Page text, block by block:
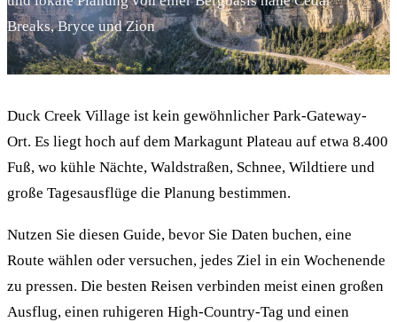
Breaks, Bryce und Zion
Duck Creek Village ist kein gewöhnlicher Park-Gateway-
Ort. Es liegt hoch auf dem Markagunt Plateau auf etwa 8.400
Fuß, wo kühle Nächte, Waldstraßen, Schnee, Wildtiere und
große Tagesausflüge die Planung bestimmen.
Nutzen Sie diesen Guide, bevor Sie Daten buchen, eine
Route wählen oder versuchen, jedes Ziel in ein Wochenende
zu pressen. Die besten Reisen verbinden meist einen großen
Ausflug, einen ruhigeren High-Country-Tag und einen